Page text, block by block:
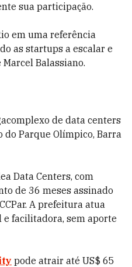
sua participação.
em uma referência
as startups a escalar e
Balassiano.
de data centers
do Parque Olímpico, Barra
Data Centers, com
de 36 meses assinado
A prefeitura atua
facilitadora, sem aporte
pode atrair até US$ 65